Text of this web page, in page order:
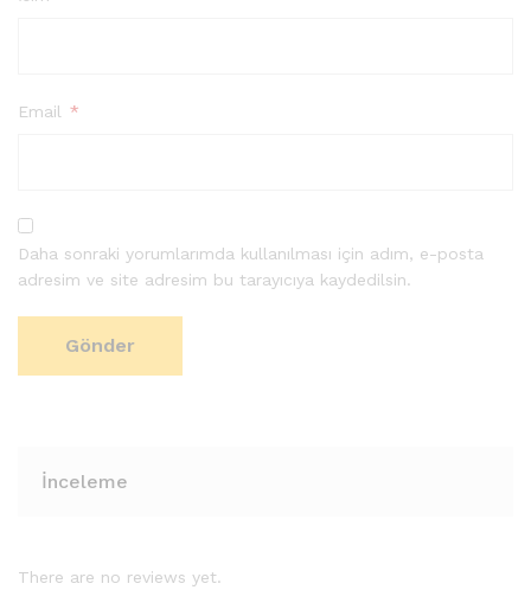
Email *
Daha sonraki yorumlarımda kullanılması için adım, e-posta
adresim ve site adresim bu tarayıcıya kaydedilsin.
İnceleme
There are no reviews yet.